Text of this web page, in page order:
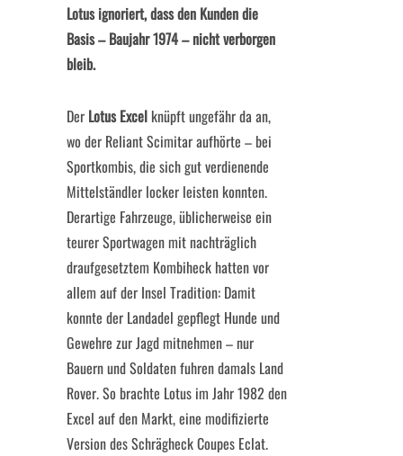
Lotus ignoriert, dass den Kunden die
Basis – Baujahr 1974 – nicht verborgen
bleib.
Der Lotus Excel knüpft ungefähr da an,
wo der Reliant Scimitar aufhörte – bei
Sportkombis, die sich gut verdienende
Mittelständler locker leisten konnten.
Derartige Fahrzeuge, üblicherweise ein
teurer Sportwagen mit nachträglich
draufgesetztem Kombiheck hatten vor
allem auf der Insel Tradition: Damit
konnte der Landadel gepflegt Hunde und
Gewehre zur Jagd mitnehmen – nur
Bauern und Soldaten fuhren damals Land
Rover. So brachte Lotus im Jahr 1982 den
Excel auf den Markt, eine modifizierte
Version des Schrägheck Coupes Eclat.